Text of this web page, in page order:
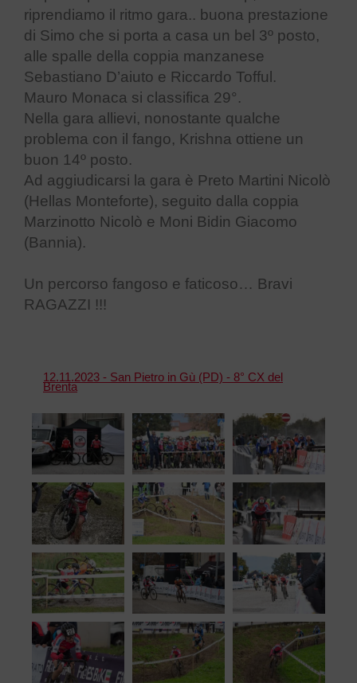
riprendiamo il ritmo gara.. buona prestazione
di Simo che si porta a casa un bel 3º posto,
alle spalle della coppia manzanese
Sebastiano D’aiuto e Riccardo Tofful.
Mauro Monaca si classifica 29°.
Nella gara allievi, nonostante qualche
problema con il fango, Krishna ottiene un
buon 14º posto.
Ad aggiudicarsi la gara è Preto Martini Nicolò
(Hellas Monteforte), seguito dalla coppia
Marzinotto Nicolò e Moni Bidin Giacomo
(Bannia).
Un percorso fangoso e faticoso… Bravi
RAGAZZI !!!
12.11.2023 - San Pietro in Gù (PD) - 8° CX del
Brenta